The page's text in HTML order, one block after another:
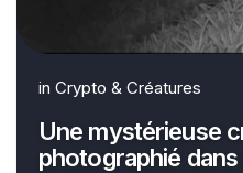
in Crypto & Créatures
Une mystérieuse
photographié